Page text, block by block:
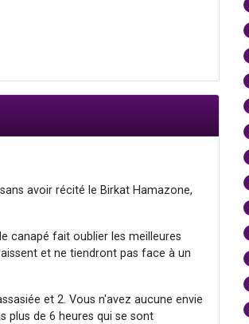
avoir récité le Birkat Hamazone,
canapé fait oublier les meilleures
et ne tiendront pas face à un
et 2. Vous n'avez aucune envie
plus de 6 heures qui se sont